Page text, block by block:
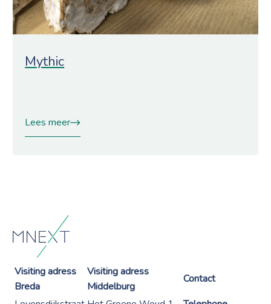
Mythic
Lees meer
Visiting adress
Breda
Visiting adress
Middelburg
Contact